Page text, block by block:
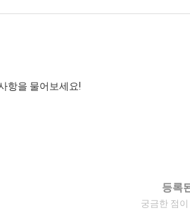
항을 물어보세요!
등록
궁금한 점